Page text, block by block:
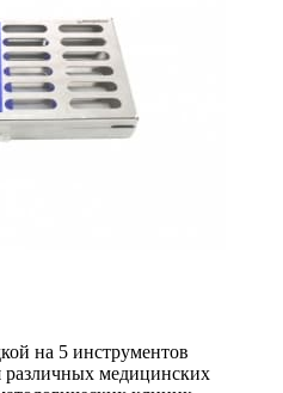
на 5 инструментов
различных медицинских